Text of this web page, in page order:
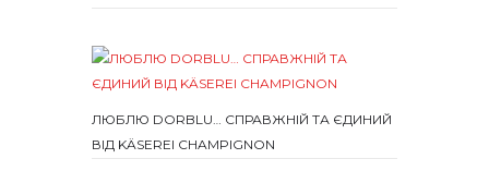
ЛЮБЛЮ DORBLU… СПРАВЖНІЙ ТА ЄДИНИЙ
ВІД KÄSEREI CHAMPIGNON